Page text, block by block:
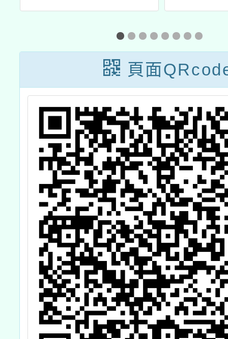
113學年度六月
份教師增能研習
內容
頁面